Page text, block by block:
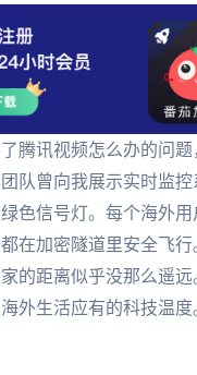
腾讯视频怎么办的问
队曾向我展示实时监
色信号灯。每个海外
在加密隧道里安全飞
的距离似乎没那么遥
外生活应有的科技温度